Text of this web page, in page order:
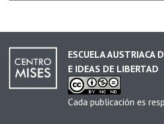
Email *
ESCUELA AUSTRIACA
E IDEAS DE LIBERTAD
Cada publicación es